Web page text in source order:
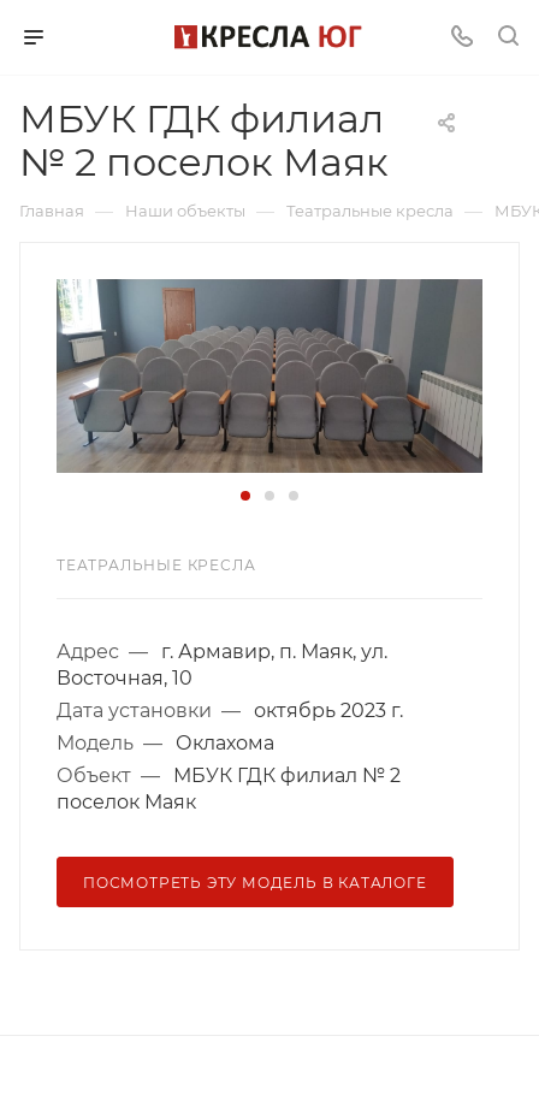
МБУК ГДК филиал
№ 2 поселок Маяк
Главная — Наши объекты — Театральные кресла —
ТЕАТРАЛЬНЫЕ КРЕСЛА
Адрес —
г. Армавир, п. Маяк, ул.
Восточная, 10
Дата установки — октябрь 2023 г.
Модель —
Оклахома
Объект —
МБУК ГДК филиал № 2
поселок Маяк
ПОСМОТРЕТЬ ЭТУ МОДЕЛЬ В КАТАЛОГЕ